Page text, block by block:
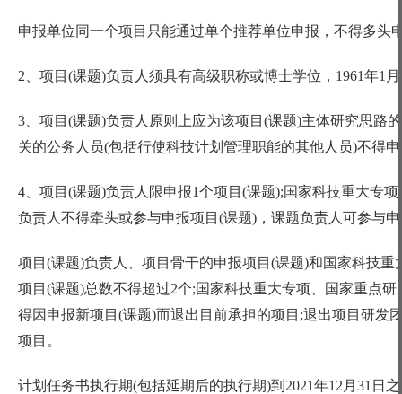
申报单位同一个项目只能通过单个推荐单位申报，不得多头
2、项目(课题)负责人须具有高级职称或博士学位，1961年1
3、项目(课题)负责人原则上应为该项目(课题)主体研究思路
关的公务人员(包括行使科技计划管理职能的其他人员)不得
4、项目(课题)负责人限申报1个项目(课题);国家科技重大专
负责人不得牵头或参与申报项目(课题)，课题负责人可参与
项目 (课题)负责人、项目骨干的申报项目(课题)和国家科技
项目(课题)总数不得超过2个;国家科技重大专项、国家重点
得因申报新项目(课题)而退出目前承担的项目;退出项目研发
项目。
计划任务书执行期(包括延期后的执行期)到2021年12月31日